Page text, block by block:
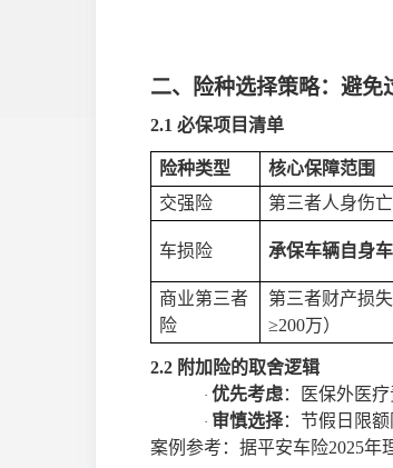
二、险种选择策略：避免
2.1 必保项目清单
险种类型 核心保障范围
交强险
第三者人身伤
车损险 承保车辆自身
商业第三者
险
第三者财产损
≥200万）
2.2 附加险的取舍逻辑
· 优先考虑：医保外医
· 审慎选择：节假日限
案例参考：据平安车险2025年